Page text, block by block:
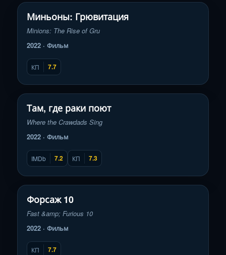
Миньоны: Грювитация
Minions: The Rise of Gru
2022 · Фильм
КП 7.7
▶
Там, где раки поют
Where the Crawdads Sing
2022 · Фильм
IMDb 7.2 КП 7.3
▶
Форсаж 10
Fast &amp; Furious 10
2022 · Фильм
КП 7.7